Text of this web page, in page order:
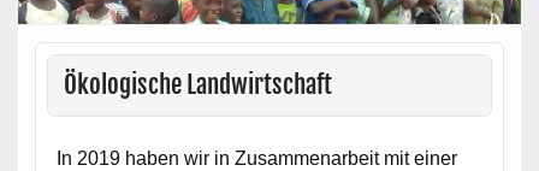
Ökologische Landwirtschaft
In 2019 haben wir in Zusammenarbeit mit einer